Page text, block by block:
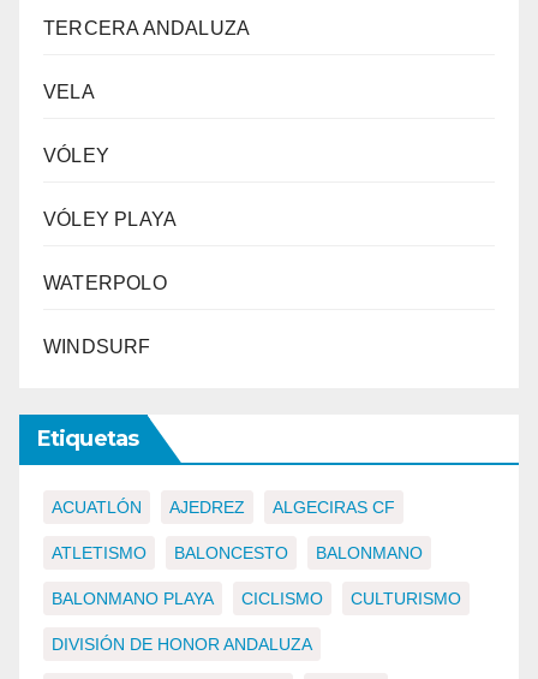
TERCERA ANDALUZA
VELA
VÓLEY
VÓLEY PLAYA
WATERPOLO
WINDSURF
Etiquetas
ACUATLÓN AJEDREZ ALGECIRAS CF
ATLETISMO BALONCESTO BALONMANO
BALONMANO PLAYA CICLISMO CULTURISMO
DIVISIÓN DE HONOR ANDALUZA